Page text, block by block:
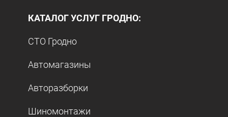
КАТАЛОГ УСЛУГ ГРОДНО:
СТО Гродно
Автомагазины
Авторазборки
Шиномонтажи